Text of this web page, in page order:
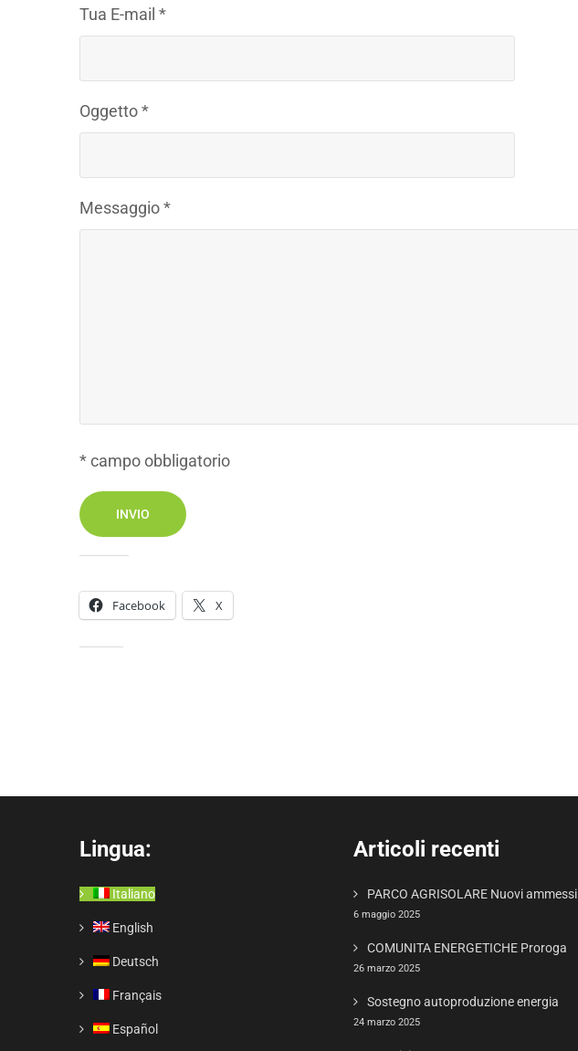
Tua E-mail *
Oggetto *
Messaggio *
* campo obbligatorio
Facebook X
Lingua:
Italiano
English
Deutsch
Français
Español
Articoli recenti
PARCO AGRISOLARE Nuovi ammessi
6 maggio 2025
COMUNITA ENERGETICHE Proroga
26 marzo 2025
Sostegno autoproduzione energia
24 marzo 2025